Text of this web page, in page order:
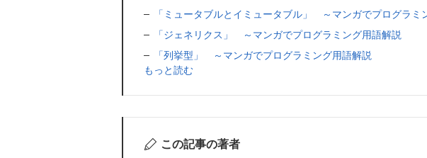
「ミュータブルとイミュータブル」 ～マンガでプログラミ
「ジェネリクス」 ～マンガでプログラミング用語解説
「列挙型」 ～マンガでプログラミング用語解説
もっと読む
この記事の著者